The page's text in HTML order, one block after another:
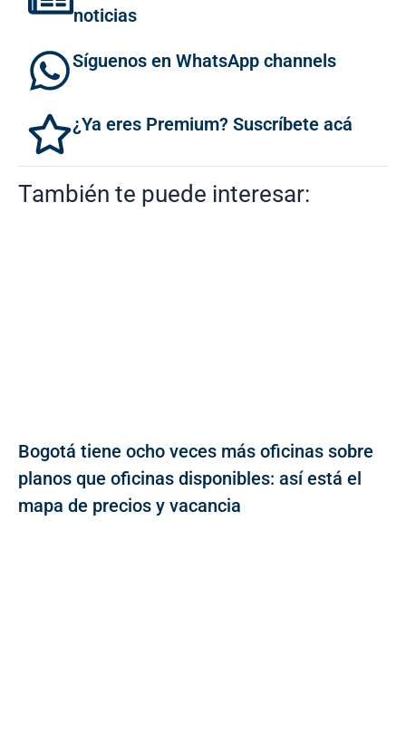
noticias
Síguenos en WhatsApp channels
¿Ya eres Premium? Suscríbete acá
También te puede interesar:
Bogotá tiene ocho veces más oficinas sobre
planos que oficinas disponibles: así está el
mapa de precios y vacancia